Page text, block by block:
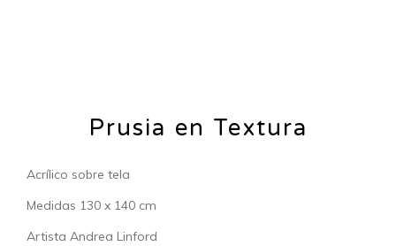
Prusia en Textura
Acrílico sobre tela
Medidas 130 x 140 cm
Artista Andrea Linford